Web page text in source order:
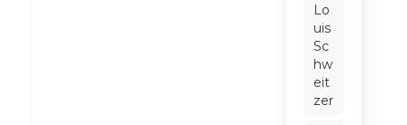
Lo
uis
Sc
hw
eit
zer